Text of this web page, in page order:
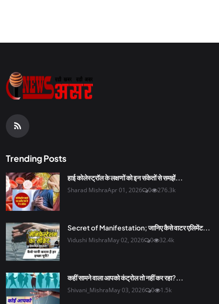
Trending Posts
हाई कोलेस्ट्रॉल के लक्षणों को इन संकेतों से समझें...
Sharad MishraApr 01, 2026 0 276.3k
Secret of Manifestation; जानिए कैसे वाटर एलिमेंट...
Vidushi MishraMay 02, 2026 0 32.4k
कहीं सामने वाला आपको कंट्रोल तो नहीं कर रहा?...
Shivani_MishraMay 03, 2026 0 1.5k